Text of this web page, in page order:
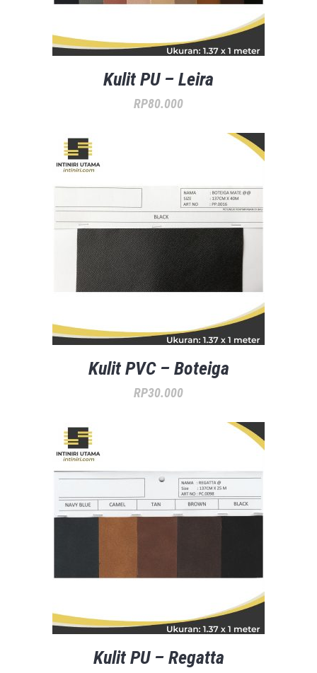
Kulit PU – Leira
RP80.000
Kulit PVC – Boteiga
RP30.000
Kulit PU – Regatta